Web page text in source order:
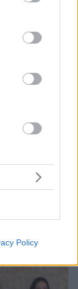
tags to
Google
Policy
οδηγό το
οι ΗΠΑ να
του έρωτα